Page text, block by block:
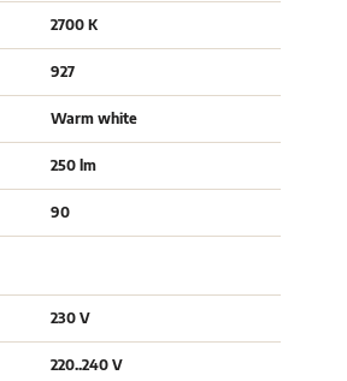
2700 K
927
Warm white
250 lm
90
230 V
220..240 V